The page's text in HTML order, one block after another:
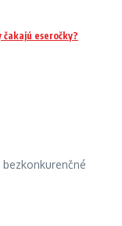
eseročky?